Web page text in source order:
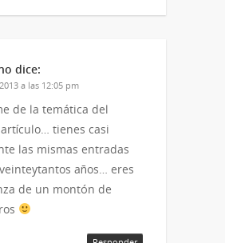
dice:
a las 12:05 pm
de la temática del
tienes casi
las mismas entradas
años… eres
de un montón de